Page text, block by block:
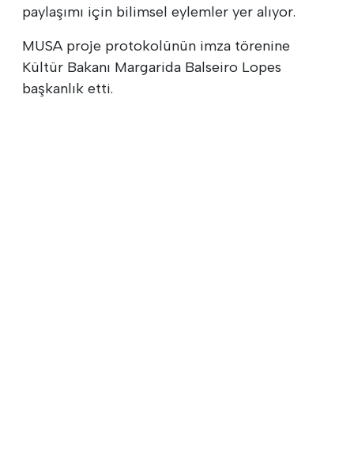
paylaşımı için bilimsel eylemler yer alıyor.
MUSA proje protokolünün imza törenine
Kültür Bakanı Margarida Balseiro Lopes
başkanlık etti.